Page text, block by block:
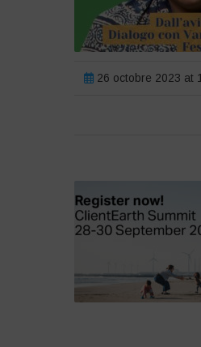
26 octobre 2023 at